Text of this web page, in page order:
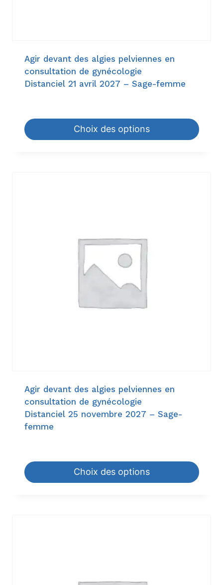
Agir devant des algies pelviennes en
consultation de gynécologie
Distanciel 21 avril 2027 – Sage-femme
Choix des options
Agir devant des algies pelviennes en
consultation de gynécologie
Distanciel 25 novembre 2027 – Sage-
femme
Choix des options